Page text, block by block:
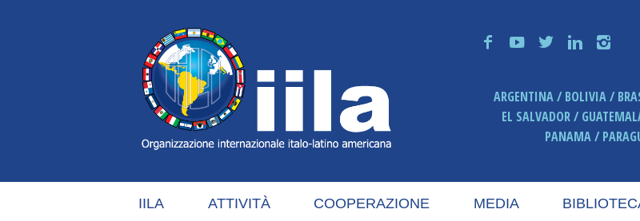
f y t n i
ARGENTINA BOLIVIA
EL SALVADOR
PANAMA
IILA ATTIVITÀ COOPERAZIONE MEDIA